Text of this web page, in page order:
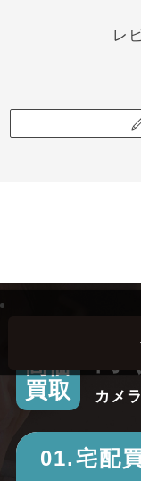
レ
高価
買取
高
カメ
01.宅配